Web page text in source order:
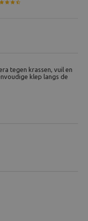
tegen krassen, vuil en
klep langs de